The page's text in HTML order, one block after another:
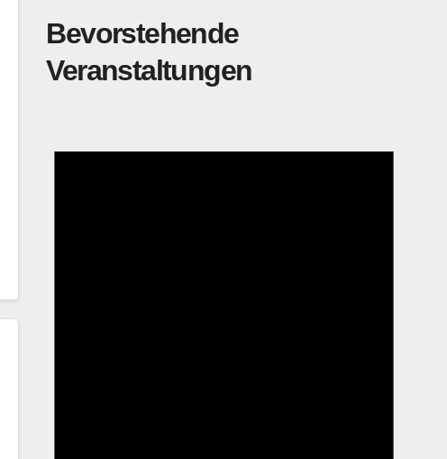
Bevorstehende
Veranstaltungen